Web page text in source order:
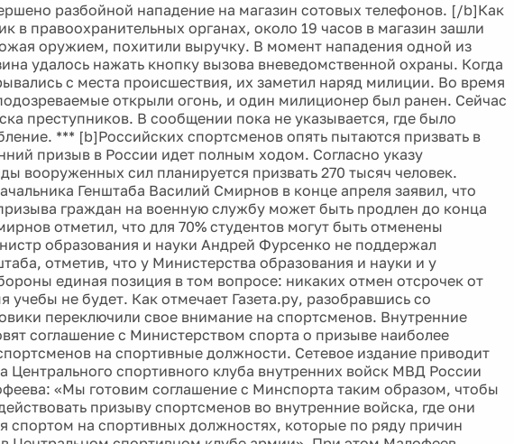
разбойной нападение на магазин сотовых телефонов. [/b]Как
в правоохранительных органах, около 19 часов в магазин зашли
оружием, похитили выручку. В момент нападения одной из
удалось нажать кнопку вызова вневедомственной охраны. Когда
с места происшествия, их заметил наряд милиции. Во время
открыли огонь, и один милиционер был ранен. Сейчас
преступников. В сообщении пока не указывается, где было
*** [b]Российских спортсменов опять пытаются призвать в
призыв в России идет полным ходом. Согласно указу
вооруженных сил планируется призвать 270 тысяч человек.
Генштаба Василий Смирнов в конце апреля заявил, что
граждан на военную службу может быть продлен до конца
отметил, что для 70% студентов могут быть отменены
образования и науки Андрей Фурсенко не поддержал
отметив, что у Министерства образования и науки и у
единая позиция в том вопросе: никаких отмен отсрочек от
учебы не будет. Как отмечает Газета.ру, разобравшись со
переключили свое внимание на спортсменов. Внутренние
соглашение с Министерством спорта о призыве наиболее
на спортивные должности. Сетевое издание приводит
Центрального спортивного клуба внутренних войск МВД России
«Мы готовим соглашение с Минспорта таким образом, чтобы
призыву спортсменов во внутренние войска, где они
спортом на спортивных должностях, которые по ряду причин